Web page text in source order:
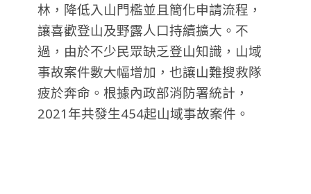
林，降低入山門檻並且簡化申請流程，
讓喜歡登山及野露人口持續擴大。不
過，由於不少民眾缺乏登山知識，山域
事故案件數大幅增加，也讓山難搜救隊
疲於奔命。 根據內政部消防署統計，
2021年共發生454起山域事故案件。